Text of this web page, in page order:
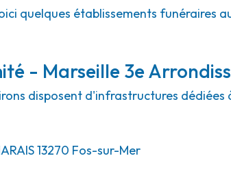
quelques établissements funéraires
- Marseille 3e
disposent d'infrastructures
13270 Fos-sur-Mer